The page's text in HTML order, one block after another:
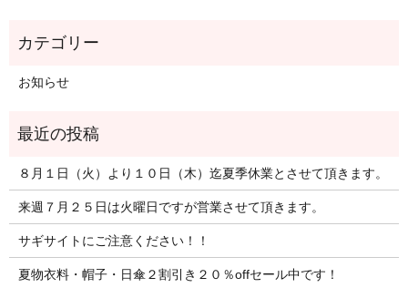
お知らせ
８月１日（火）より１０日（木）迄夏季休業とさせて頂きます。
来週７月２５日は火曜日ですが営業させて頂きます。
サギサイトにご注意ください！！
夏物衣料・帽子・日傘２割引き２０％offセール中です！